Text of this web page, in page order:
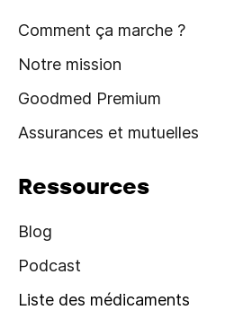
Comment ça marche ?
Notre mission
Goodmed Premium
Assurances et mutuelles
Ressources
Blog
Podcast
Liste des médicaments